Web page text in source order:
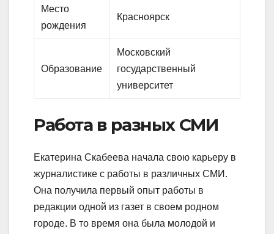
Место
рождения
Красноярск
Образование
Московский
государственный
университет
Работа в разных СМИ
Екатерина Скабеева начала свою карьеру в
журналистике с работы в различных СМИ.
Она получила первый опыт работы в
редакции одной из газет в своем родном
городе. В то время она была молодой и